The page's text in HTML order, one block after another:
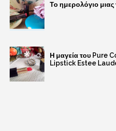
Το ημερολόγιο
Η μαγεία του Pure
Lipstick Estee